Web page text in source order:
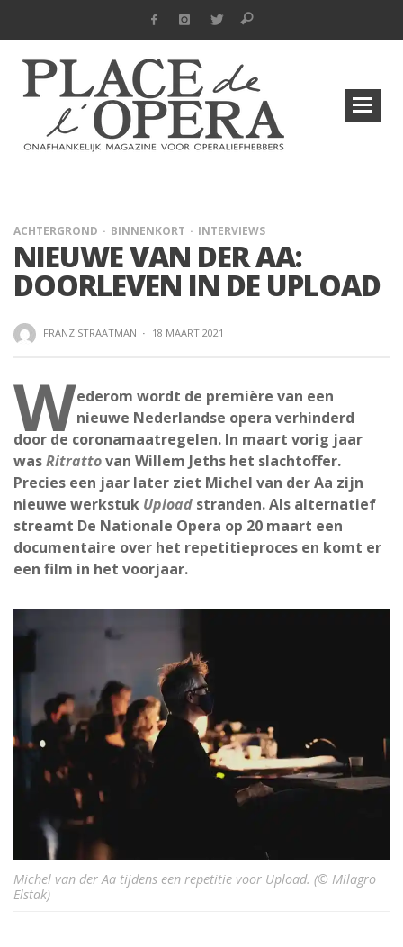
ACHTERGROND BINNENKORT INTERVIEWS
NIEUWE VAN DER AA:
DOORLEVEN IN DE UPLOAD
FRANZ STRAATMAN · 18 MAART 2021
Wederom wordt de première van een
nieuwe Nederlandse opera verhinderd
door de coronamaatregelen. In maart vorig jaar
wasRitrattovan Willem Jeths het slachtoffer.
Precies een jaar later ziet Michel van der Aa zijn
nieuwe werkstuk Upload stranden. Als alternatief
streamt De Nationale Opera op 20 maart een
documentaire over het repetitieproces en komt er
een film in het voorjaar.
Michel van der Aa tijdens een repetitie voor Upload. (© Milagro
Elstak)